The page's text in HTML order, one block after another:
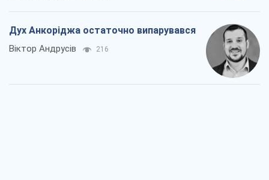
Дух Анкоріджа остаточно випарувався
Віктор Андрусів 216